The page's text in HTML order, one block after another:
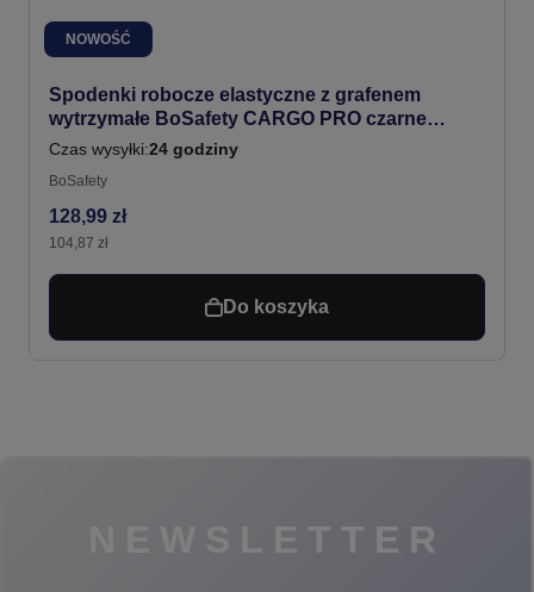
NOWOŚĆ
Spodenki robocze elastyczne z grafenem
wytrzymałe BoSafety CARGO PRO czarne
#Bestseller
Czas wysyłki:24 godziny
BoSafety
128,99 zł
104,87 zł
Do koszyka
NEWSLETTER